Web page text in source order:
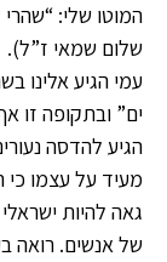
המוטו שלי:
שלום שמאי ז”ל).
ים” ובתקופה זו
הגיע להדסה
מעיד על עצמו
גאה להיות
של אנשים. רואה